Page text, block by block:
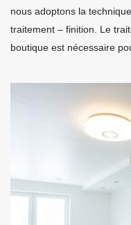
nous adoptons la
traitement – finition. Le
boutique est nécessaire